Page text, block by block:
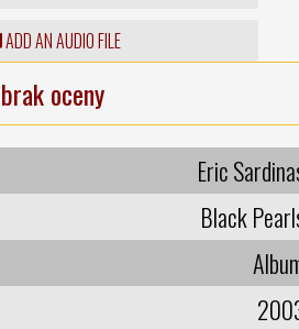
ADD AN AUDIO FILE
brak oceny
Eric
Black